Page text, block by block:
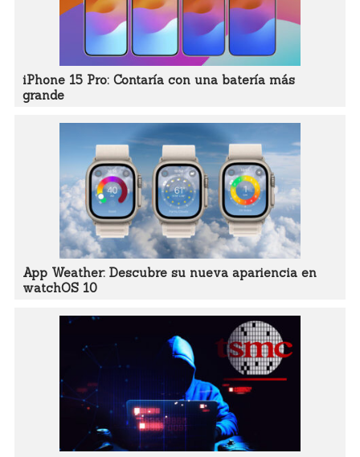
iPhone 15 Pro: Contaría con una batería más
grande
App Weather: Descubre su nueva apariencia en
watchOS 10